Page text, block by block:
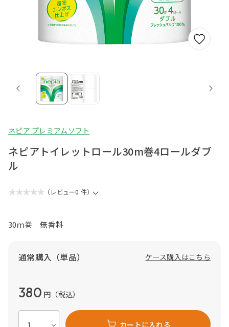
ネピア プレミアムソフト
ネピアトイレットロール30m巻4ロールダブ
ル
★★★★★ （レビュー0 件）
30ｍ巻 無香料
通常購入（単品） ケース購入はこちら
380 円 （税込）
カートに入れる